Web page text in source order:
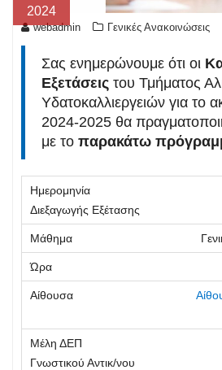
2024
webadmin Γενικές Ανακοινώσεις
Σας ενημερώνουμε ότι οι
Εξετάσεις του Τμήματος
Υδατοκαλλιεργειών για το
2024-2025 θα
με το παρακάτω